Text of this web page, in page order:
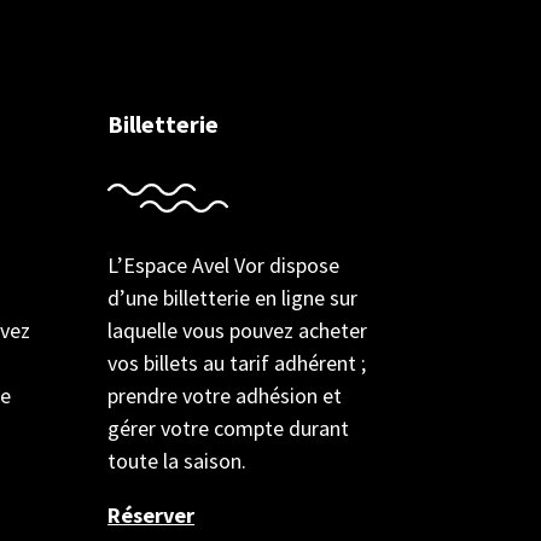
Billetterie
L’Espace Avel Vor dispose
d’une billetterie en ligne sur
laquelle vous pouvez acheter
vos billets au tarif adhérent ;
prendre votre adhésion et
gérer votre compte durant
toute la saison.
Réserver